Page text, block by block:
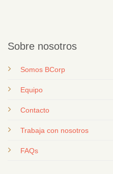
Sobre nosotros
Somos BCorp
Equipo
Contacto
Trabaja con nosotros
FAQs